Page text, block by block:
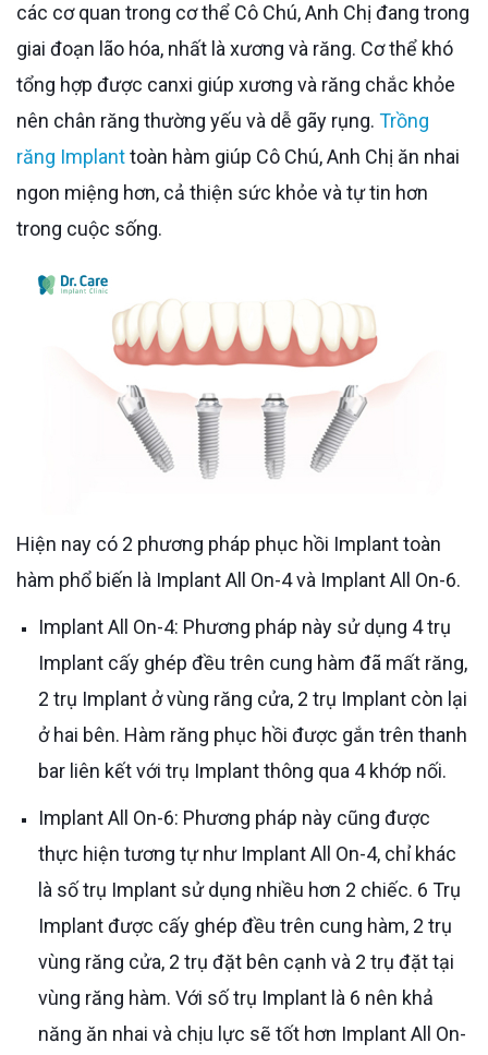
các cơ quan trong cơ thể Cô Chú, Anh Chị đang trong
giai đoạn lão hóa, nhất là xương và răng. Cơ thể khó
tổng hợp được canxi giúp xương và răng chắc khỏe
nên chân răng thường yếu và dễ gãy rụng. Trồng
răng Implanttoàn hàm giúp Cô Chú, Anh Chị ăn nhai
ngon miệng hơn, cả thiện sức khỏe và tự tin hơn
trong cuộc sống.
Hiện nay có 2 phương pháp phục hồi Implant toàn
hàm phổ biến là Implant All On-4 và Implant All On-6.
Implant All On-4: Phương pháp này sử dụng 4 trụ
Implant cấy ghép đều trên cung hàm đã mất răng,
2 trụ Implant ở vùng răng cửa, 2 trụ Implant còn lại
ở hai bên. Hàm răng phục hồi được gắn trên thanh
bar liên kết với trụ Implant thông qua 4 khớp nối.
Implant All On-6: Phương pháp này cũng được
thực hiện tương tự như Implant All On-4, chỉ khác
là số trụ Implant sử dụng nhiều hơn 2 chiếc. 6 Trụ
Implant được cấy ghép đều trên cung hàm, 2 trụ
vùng răng cửa, 2 trụ đặt bên cạnh và 2 trụ đặt tại
vùng răng hàm. Với số trụ Implant là 6 nên khả
năng ăn nhai và chịu lực sẽ tốt hơn Implant All On-